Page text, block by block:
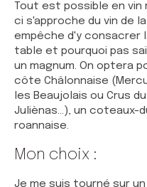
Tout est possible en vin
ci s'approche du vin de
empêche d'y consacrer
table et pourquoi pas
un magnum. On optera
côte Châlonnaise
les Beaujolais ou Crus
Juliènas...), un coteaux-
roannaise.
Mon choix :
Je me suis tourné sur